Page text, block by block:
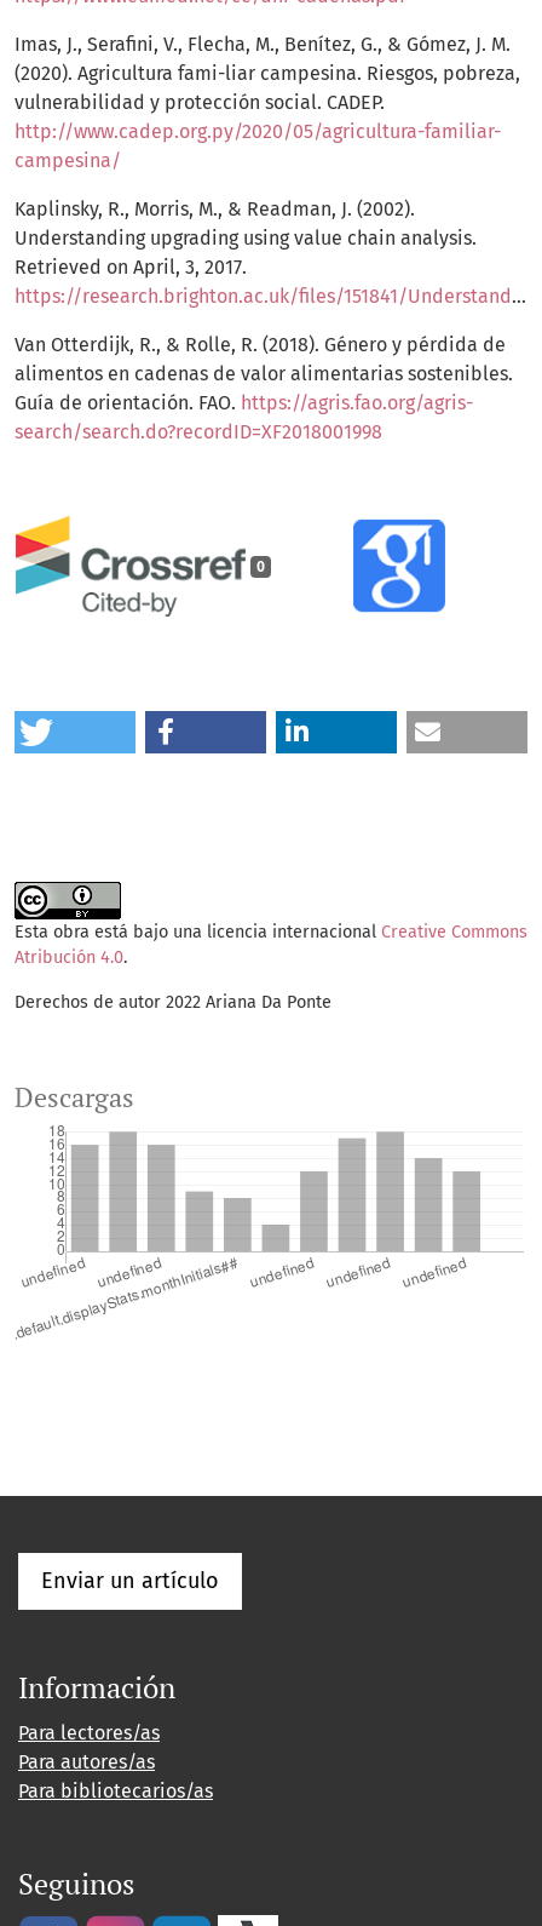
0
Imas, J., Serafini, V., Flecha, M., Benítez, G., & Gómez, J. M.
(2020). Agricultura fami-liar campesina. Riesgos, pobreza,
vulnerabilidad y protección social. CADEP.
http://www.cadep.org.py/2020/05/agricultura-familiar-
campesina/
Kaplinsky, R., Morris, M., & Readman, J. (2002).
Understanding upgrading using value chain analysis.
Retrieved on April, 3, 2017.
https://research.brighton.ac.uk/files/151841/Understanding_Upgrading_Using_Value_Chain_Analysis.pdf
Van Otterdijk, R., & Rolle, R. (2018). Género y pérdida de
alimentos en cadenas de valor alimentarias sostenibles.
Guía de orientación. FAO. https://agris.fao.org/agris-
search/search.do?recordID=XF2018001998
Esta obra está bajo una licencia internacional Creative Commons
Atribución 4.0.
Derechos de autor 2022 Ariana Da Ponte
Descargas
Enviar un artículo
Información
Para lectores/as
Para autores/as
Para bibliotecarios/as
Seguinos